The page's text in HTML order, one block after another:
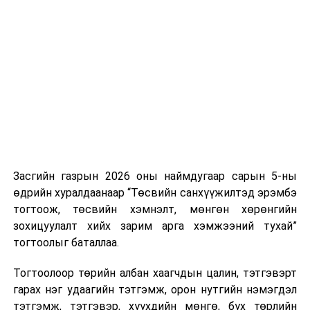
Шинэ хууль Францын зах зээлд үйлчилдэг гадаадын
дуудлагын төвүүдэд нөлөөлөхөөр байна. Тухайлбал,
Мароккогийн дуудлагын төвүүдийн орлогын 80 гаруй
хувь Францын зах зээлээс бүрддэг бөгөөд тус улсын
40–50 мянган ажлын байр эрсдэлд орж болзошгүйг
Засгийн газрын 2026 оны наймдугаар сарын 5-ны
өдрийн хуралдаанаар “Төсвийн санхүүжилтэд эрэмбэ
тогтоож, төсвийн хэмнэлт, мөнгөн хөрөнгийн
зохицуулалт хийх зарим арга хэмжээний тухай”
тогтоолыг баталлаа.
Тогтоолоор төрийн албан хаагчдын цалин, тэтгэвэрт
гарах нэг удаагийн тэтгэмж, орон нутгийн нэмэгдэл
тэтгэмж, тэтгэвэр, хүүхдийн мөнгө, бүх төрлийн